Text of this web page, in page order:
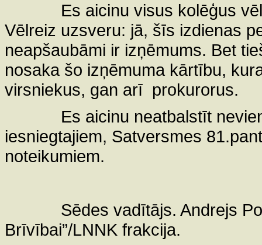
Es aicinu visus kolēģus
Vēlreiz uzsveru: jā, šīs izdienas
neapšaubāmi ir izņēmums. Bet
nosaka šo izņēmuma kārtību,
virsniekus, gan arī prokurorus.
Es aicinu neatbalstīt
iesniegtajiem, Satversmes
noteikumiem.
Sēdes vadītājs. Andrejs
Brīvībai”/LNNK frakcija.